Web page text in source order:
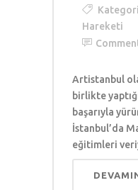
Hareketi
Artistanbul
birlikte
başarıyla
İstanbul’da
eğitimleri